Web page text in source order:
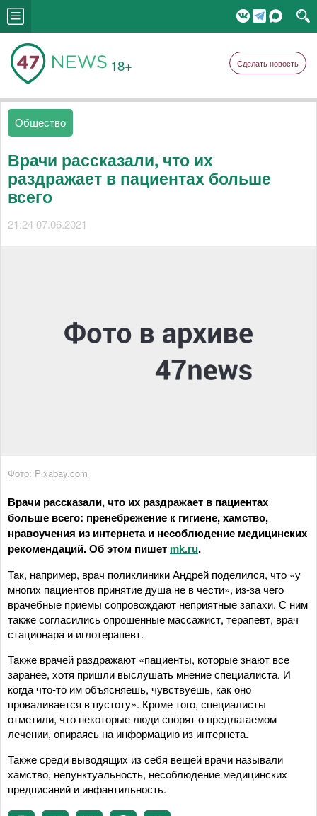
18+ Сделать новость
Общество
Врачи рассказали, что их
раздражает в пациентах больше
всего
21:24 07.06.2021
Фото: Pixabay.com
Врачи рассказали, что их раздражает в пациентах
больше всего: пренебрежение к гигиене, хамство,
нравоучения из интернета и несоблюдение медицинских
рекомендаций. Об этом пишетmk.ru.
Так, например, врач поликлиники Андрей поделился, что «у
многих пациентов принятие душа не в чести», из-за чего
врачебные приемы сопровождают неприятные запахи. С ним
также согласились опрошенные массажист, терапевт, врач
стационара и иглотерапевт.
Также врачей раздражают «пациенты, которые знают все
заранее, хотя пришли выслушать мнение специалиста. И
когда что-то им объясняешь, чувствуешь, как оно
проваливается в пустоту». Кроме того, специалисты
отметили, что некоторые люди спорят о предлагаемом
лечении, опираясь на информацию из интернета.
Также среди выводящих из себя вещей врачи называли
хамство, непунктуальность, несоблюдение медицинских
предписаний и инфантильность.